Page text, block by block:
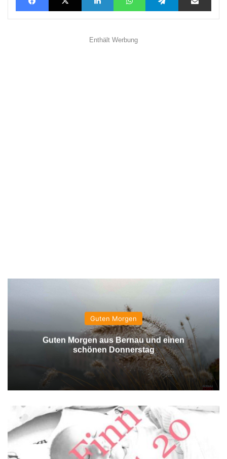
Enthält Werbung
Guten Morgen
Guten Morgen aus Bernau und einen
schönen Donnerstag